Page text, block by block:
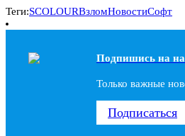
Теги:SCOLOURВзломНовостиСофт
Подпишись на
Только важные
Подписаться